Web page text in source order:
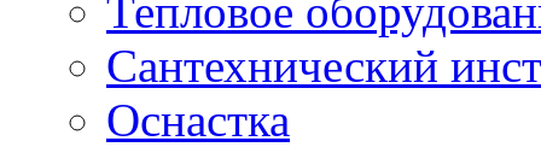
Тепловое
Сантехнический
Оснастка